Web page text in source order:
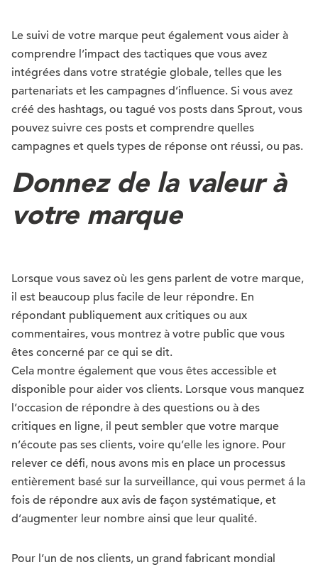
Le suivi de votre marque peut également vous aider à
comprendre l’impact des tactiques que vous avez
intégrées dans votre stratégie globale, telles que les
partenariats et les campagnes d’influence. Si vous avez
créé des hashtags, ou tagué vos posts dans Sprout, vous
pouvez suivre ces posts et comprendre quelles
campagnes et quels types de réponse ont réussi, ou pas.
Donnez de la valeur à
votre marque
Lorsque vous savez où les gens parlent de votre marque,
il est beaucoup plus facile de leur répondre. En
répondant publiquement aux critiques ou aux
commentaires, vous montrez à votre public que vous
êtes concerné par ce qui se dit.
Cela montre également que vous êtes accessible et
disponible pour aider vos clients. Lorsque vous manquez
l’occasion de répondre à des questions ou à des
critiques en ligne, il peut sembler que votre marque
n’écoute pas ses clients, voire qu’elle les ignore. Pour
relever ce défi, nous avons mis en place un processus
entièrement basé sur la surveillance, qui vous permet á la
fois de répondre aux avis de façon systématique, et
d’augmenter leur nombre ainsi que leur qualité.
Pour l’un de nos clients, un grand fabricant mondial